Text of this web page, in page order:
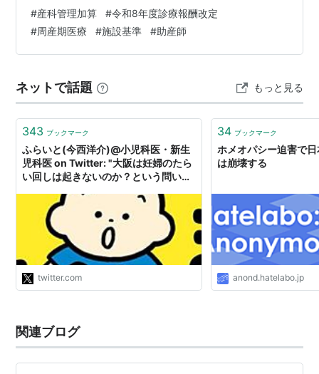
置」という要件が医療機関に何を問うのかを考察しま
す。 【解説動画】2026年度診療報酬改定 産科管理加算
の要点と施設基準 by @daitoku0110 産科管理加算が新設
と算定要件｜病院250点・有床診療所50点 産科管理加算
の施設基準｜届出…
#産科管理加算 #令和8年度診療報酬改定
#周産期医療 #施設基準 #助産師
ネットで話題 もっと見る
343 ブックマーク
ふらいと(今西洋介)@小児科医・新生
児科医 on Twitter: "大阪は妊婦のたら
い回しは起きないのか？という問い合
安心感があります。 大阪の周産期医療
体制は首都圏の先生方からよく「層が
暑い」「鉄壁」と言われます。 自分も
地方のNICUから移籍時、強固に確立…
https://t.co/49KALuIJCF"
twitter.com
34 ブックマーク
ホメオパシー迫害で
は崩壊する
anond.hatelabo.jp
関連ブログ